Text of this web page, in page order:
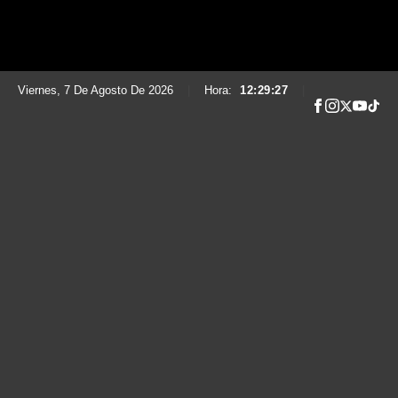
Viernes, 7 De Agosto De 2026 Hora: 12:29:28